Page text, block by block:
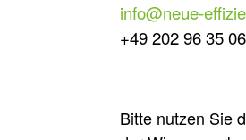
info@neue-
+49 202 96 35
Bitte nutzen Sie